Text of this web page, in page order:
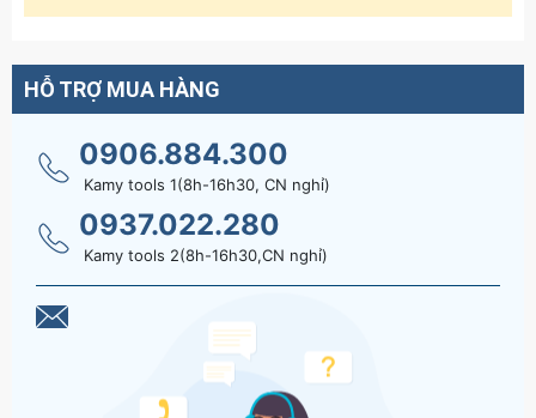
HỖ TRỢ MUA HÀNG
0906.884.300
Kamy tools 1(8h-16h30, CN nghỉ)
0937.022.280
Kamy tools 2(8h-16h30,CN nghỉ)